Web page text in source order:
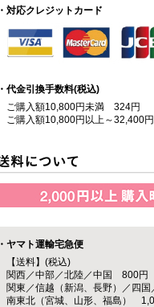
・対応クレジットカード
・代金引換手数料(税込)
ご購入額10,800円未満 324円
ご購入額10,800円以上～32,400
・ヤマト運輸宅急便
【送料】(税込)
関西／中部／北陸／中国 800円
関東／信越（新潟、長野）／四
南東北（宮城、山形、福島）